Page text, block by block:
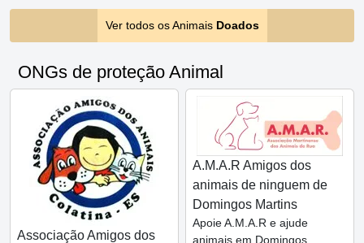
Ver todos os Animais Doados
ONGs de proteção Animal
Associação Amigos dos
A.M.A.R Amigos dos
animais de ninguem de
Domingos Martins
Apoie A.M.A.R e ajude
animais em Domingos